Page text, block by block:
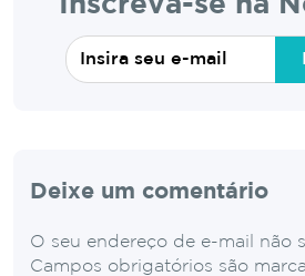
Deixe um comentário
O seu endereço de e-mail não
Campos obrigatórios são